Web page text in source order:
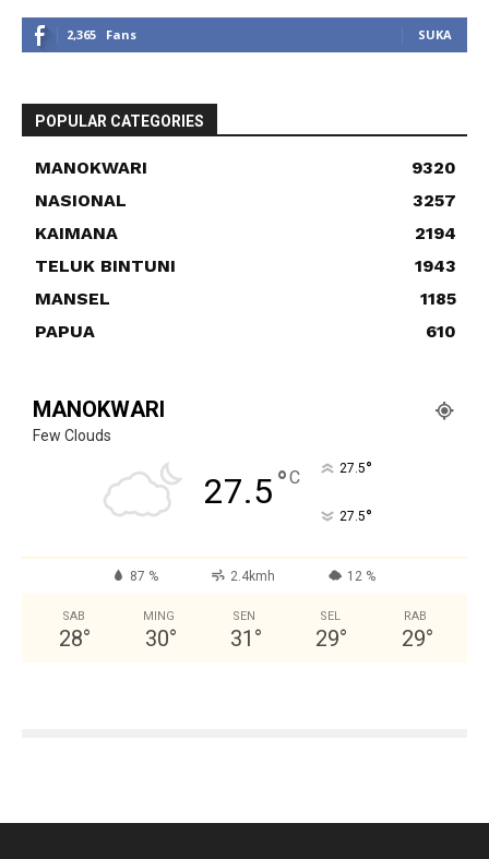
2,365 Fans SUKA
POPULAR CATEGORIES
MANOKWARI
9320
NASIONAL
3257
KAIMANA
2194
TELUK BINTUNI
1943
MANSEL
1185
PAPUA
610
MANOKWARI
Few Clouds
27.5°C 27.5°
27.5°
87 % 2.4kmh 12 %
SAB
28°
MING
30°
SEN
31 °
SEL
29°
RAB
29°